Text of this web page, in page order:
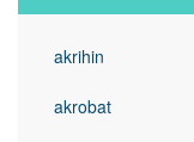
akrihin
akrobat